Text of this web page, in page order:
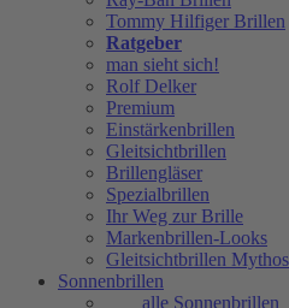
Tommy Hilfiger Brillen
Ratgeber
man sieht sich!
Rolf Delker
Premium
Einstärkenbrillen
Gleitsichtbrillen
Brillengläser
Spezialbrillen
Ihr Weg zur Brille
Markenbrillen-Looks
Gleitsichtbrillen
Sonnenbrillen
alle Sonnenbrillen